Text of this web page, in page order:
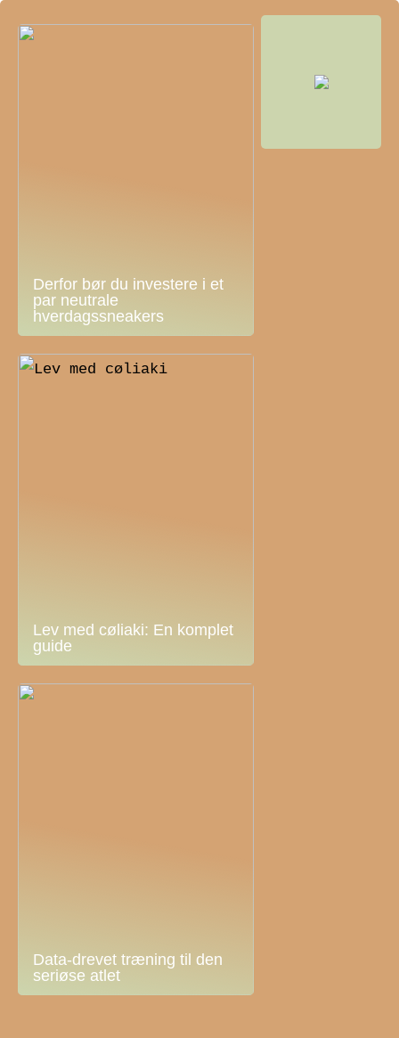
Derfor bør du investere i et
par neutrale
hverdagssneakers
Lev med cøliaki: En komplet
guide
Data-drevet træning til den
seriøse atlet